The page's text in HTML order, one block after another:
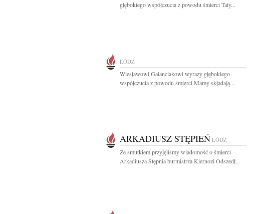
głębokiego współczucia z powodu śmierci Taty...
ŁÓDŹ
Wiesławowi Galanciakowi wyrazy głębokiego
współczucia z powodu śmierci Mamy składają...
ARKADIUSZ STĘPIEŃ ŁÓDŹ
Ze smutkiem przyjęliśmy wiadomość o śmierci
Arkadiusza Stępnia burmistrza Kiernozi Odszedł...